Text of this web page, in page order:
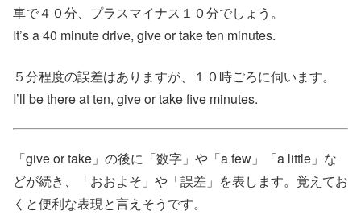
車で４０分、プラスマイナス１０分でしょう。
It’s a 40 minute drive, give or take ten minutes.
５分程度の誤差はありますが、１０時ごろに伺います。
I’ll be there at ten, give or take five minutes.
「give or take」の後に「数字」や「a few」「a little」な
どが続き、「おおよそ」や「誤差」を表します。覚えてお
くと便利な表現と言えそうです。